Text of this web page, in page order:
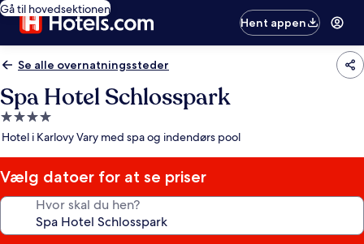
Gå til hovedsektionen
Hent appen
Se alle overnatningssteder
Spa Hotel Schlosspark
4.0-
stjernet
Hotel i Karlovy Vary med spa og indendørs pool
Vælg datoer for at se priser
Hvor skal du hen?